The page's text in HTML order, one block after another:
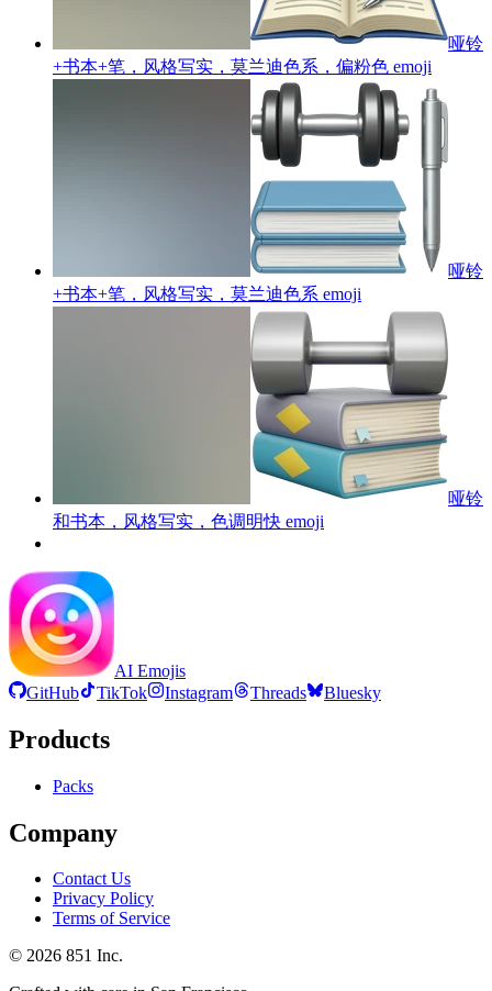
哑铃
+书本+笔，风格写实，莫兰迪色系，偏粉色 emoji
哑铃
+书本+笔，风格写实，莫兰迪色系 emoji
哑铃
和书本，风格写实，色调明快 emoji
AI Emojis
GitHub
TikTok Instagram Threads Bluesky
Products
Packs
Company
Contact Us
Privacy Policy
Terms of Service
© 2026 851 Inc.